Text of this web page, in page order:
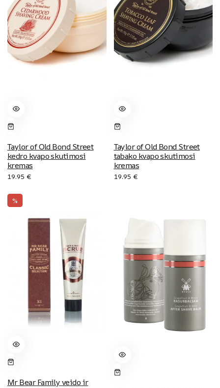
Taylor of Old Bond Street
kedro kvapo skutimosi
kremas
19.95 €
Taylor of Old Bond Street
tabako kvapo skutimosi
kremas
19.95 €
%
Mr Bear Family veido ir